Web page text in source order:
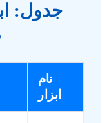
جدول: